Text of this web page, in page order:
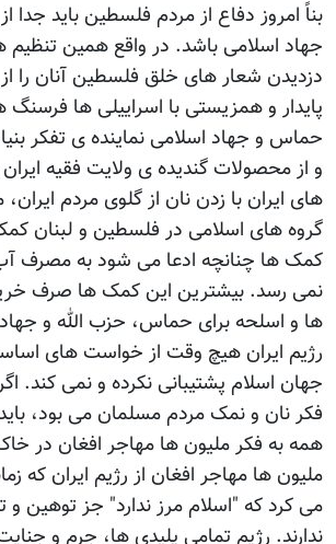
بناً امروز دفاع از مردم فلسطین باید جدا
جهاد اسلامی باشد. در واقع همین تنظیم
دزدیدن شعار های خلق فلسطین آنان را
پایدار و همزیستی با اسراییلی ها فرسنگ
حماس و جهاد اسلامی نماینده ی تفکر
و از محصولات گندیده ی ولایت فقیه
های ایران با زدن نان از گلوی مردم ایران،
گروه های اسلامی در فلسطین و لبنان
کمک ها چنانچه ادعا می شود به مصرف
نمی رسد. بیشترین این کمک ها صرف
ها و اسلحه برای حماس، حزب الله و
رژیم ایران هیچ وقت از خواست های
جهان اسلام پشتیبانی نکرده و نمی کند.
فکر نان و نمک مردم مسلمان می بود، باید
همه به فکر ملیون ها مهاجر افغان در
ملیون ها مهاجر افغان از رژیم ایران که
می کرد که "اسلام مرز ندارد" جز توهین و
ندارند. رژیم تمامی پلیدی ها، جرم و